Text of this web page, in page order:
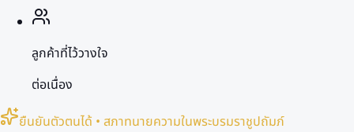
ลูกค้าที่ไว้วางใจ
ต่อเนื่อง
ยืนยันตัวตนได้ • สภาทนายความในพระบรมราชูปถัมภ์